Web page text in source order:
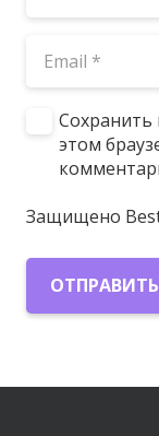
Сохранить
этом
Защищено